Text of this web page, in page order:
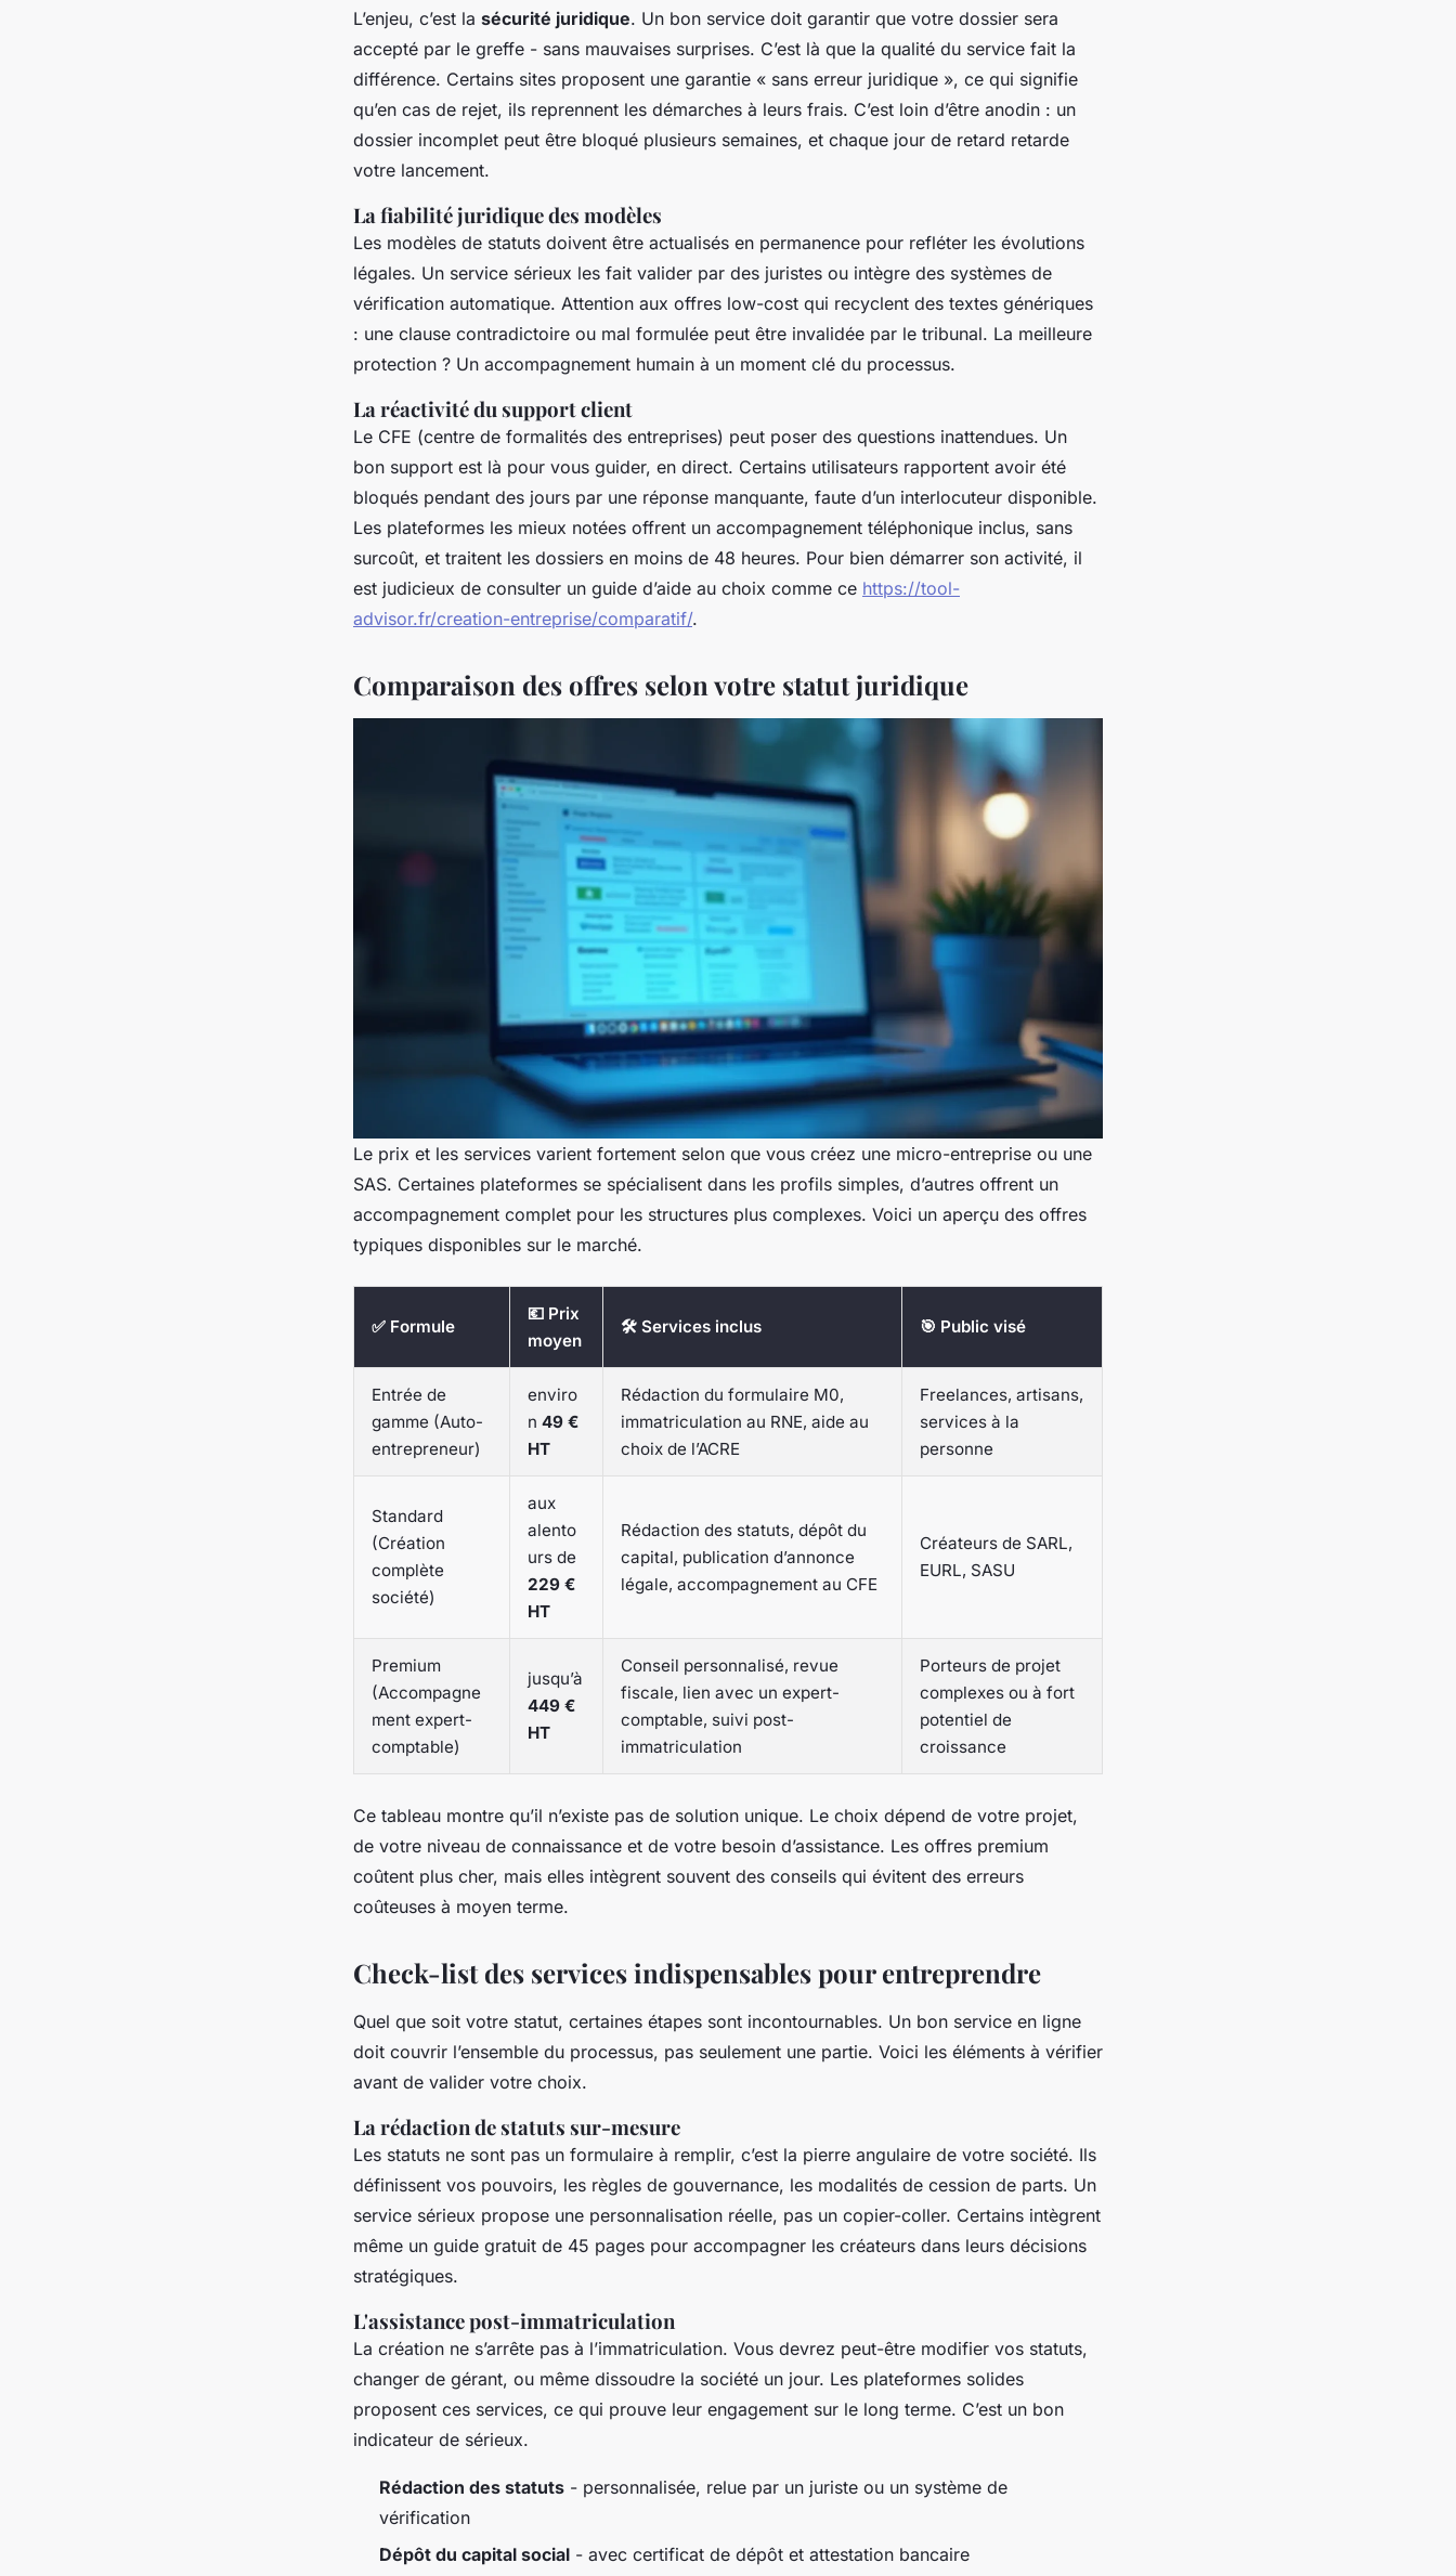
L’enjeu, c’est la sécurité juridique. Un bon service doit garantir que votre dossier sera
accepté par le greffe - sans mauvaises surprises. C’est là que la qualité du service fait la
différence. Certains sites proposent une garantie « sans erreur juridique », ce qui signifie
qu’en cas de rejet, ils reprennent les démarches à leurs frais. C’est loin d’être anodin : un
dossier incomplet peut être bloqué plusieurs semaines, et chaque jour de retard retarde
votre lancement.
La fiabilité juridique des modèles
Les modèles de statuts doivent être actualisés en permanence pour refléter les évolutions
légales. Un service sérieux les fait valider par des juristes ou intègre des systèmes de
vérification automatique. Attention aux offres low-cost qui recyclent des textes génériques
: une clause contradictoire ou mal formulée peut être invalidée par le tribunal. La meilleure
protection ? Un accompagnement humain à un moment clé du processus.
La réactivité du support client
Le CFE (centre de formalités des entreprises) peut poser des questions inattendues. Un
bon support est là pour vous guider, en direct. Certains utilisateurs rapportent avoir été
bloqués pendant des jours par une réponse manquante, faute d’un interlocuteur disponible.
Les plateformes les mieux notées offrent un accompagnement téléphonique inclus, sans
surcoût, et traitent les dossiers en moins de 48 heures. Pour bien démarrer son activité, il
est judicieux de consulter un guide d’aide au choix comme ce https://tool-
advisor.fr/creation-entreprise/comparatif/.
Comparaison des offres selon votre statut juridique
Le prix et les services varient fortement selon que vous créez une micro-entreprise ou une
SAS. Certaines plateformes se spécialisent dans les profils simples, d’autres offrent un
accompagnement complet pour les structures plus complexes. Voici un aperçu des offres
typiques disponibles sur le marché.
✅ Formule
💶 Prix
moyen
🛠️ Services inclus 🎯 Public visé
Entrée de
gamme (Auto-
entrepreneur)
enviro
n 49 €
HT
Rédaction du formulaire M0,
immatriculation au RNE, aide au
choix de l’ACRE
Freelances, artisans,
services à la
personne
Standard
(Création
complète
société)
aux
alento
urs de
229 €
HT
Rédaction des statuts, dépôt du
capital, publication d’annonce
légale, accompagnement au CFE
Créateurs de SARL,
EURL, SASU
Premium
(Accompagne
ment expert-
comptable)
jusqu’à
449 €
HT
Conseil personnalisé, revue
fiscale, lien avec un expert-
comptable, suivi post-
immatriculation
Porteurs de projet
complexes ou à fort
potentiel de
croissance
Ce tableau montre qu’il n’existe pas de solution unique. Le choix dépend de votre projet,
de votre niveau de connaissance et de votre besoin d’assistance. Les offres premium
coûtent plus cher, mais elles intègrent souvent des conseils qui évitent des erreurs
coûteuses à moyen terme.
Check-list des services indispensables pour entreprendre
Quel que soit votre statut, certaines étapes sont incontournables. Un bon service en ligne
doit couvrir l’ensemble du processus, pas seulement une partie. Voici les éléments à vérifier
avant de valider votre choix.
La rédaction de statuts sur-mesure
Les statuts ne sont pas un formulaire à remplir, c’est la pierre angulaire de votre société. Ils
définissent vos pouvoirs, les règles de gouvernance, les modalités de cession de parts. Un
service sérieux propose une personnalisation réelle, pas un copier-coller. Certains intègrent
même un guide gratuit de 45 pages pour accompagner les créateurs dans leurs décisions
stratégiques.
L'assistance post-immatriculation
La création ne s’arrête pas à l’immatriculation. Vous devrez peut-être modifier vos statuts,
changer de gérant, ou même dissoudre la société un jour. Les plateformes solides
proposent ces services, ce qui prouve leur engagement sur le long terme. C’est un bon
indicateur de sérieux.
Rédaction des statuts - personnalisée, relue par un juriste ou un système de
vérification
Dépôt du capital social - avec certificat de dépôt et attestation bancaire